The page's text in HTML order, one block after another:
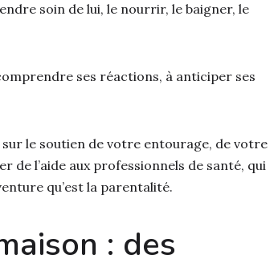
soin de lui, le nourrir, le baigner, le
ses réactions, à anticiper ses
sur le soutien de votre entourage, de votre
de l’aide aux professionnels de santé, qui
qu’est la parentalité.
: des